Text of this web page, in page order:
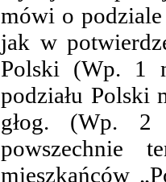
mówi o
jak w
Polski (Wp. 1
podziału Polski
głog. (Wp. 2
powszechnie
mieszkańców